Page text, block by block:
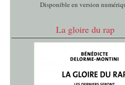
Disponible en version
La gloire du rap